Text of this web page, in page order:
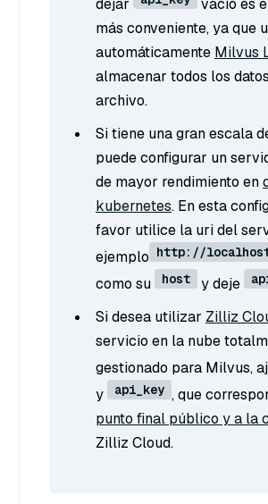
dejar
vacío es
más conveniente, ya que
automáticamente Milvus
almacenar todos los
archivo.
Si tiene una gran escala
puede configurar un
de mayor rendimiento en
kubernetes. En esta
favor utilice la uri del
ejemplo http://
como su
host y deje
Si desea utilizar Zilliz
servicio en la nube
gestionado para Milvus,
y api_key , que
punto final público y a la
Zilliz Cloud.